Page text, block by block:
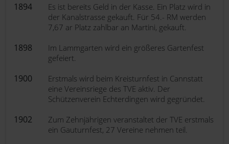
1894
Es ist bereits Geld in der Kasse. Ein Platz wird in
der Kanalstrasse gekauft. Für 54.- RM werden
7,67 ar Platz zahlbar an Martini, gekauft.
1898
Im Lammgarten wird ein größeres Gartenfest
gefeiert.
1900
Erstmals wird beim Kreisturnfest in Cannstatt
eine Vereinsriege des TVE aktiv. Der
Schützenverein Echterdingen wird gegründet.
1902
Zum Zehnjährigen veranstaltet der TVE erstmals
ein Gauturnfest, 27 Vereine nehmen teil.